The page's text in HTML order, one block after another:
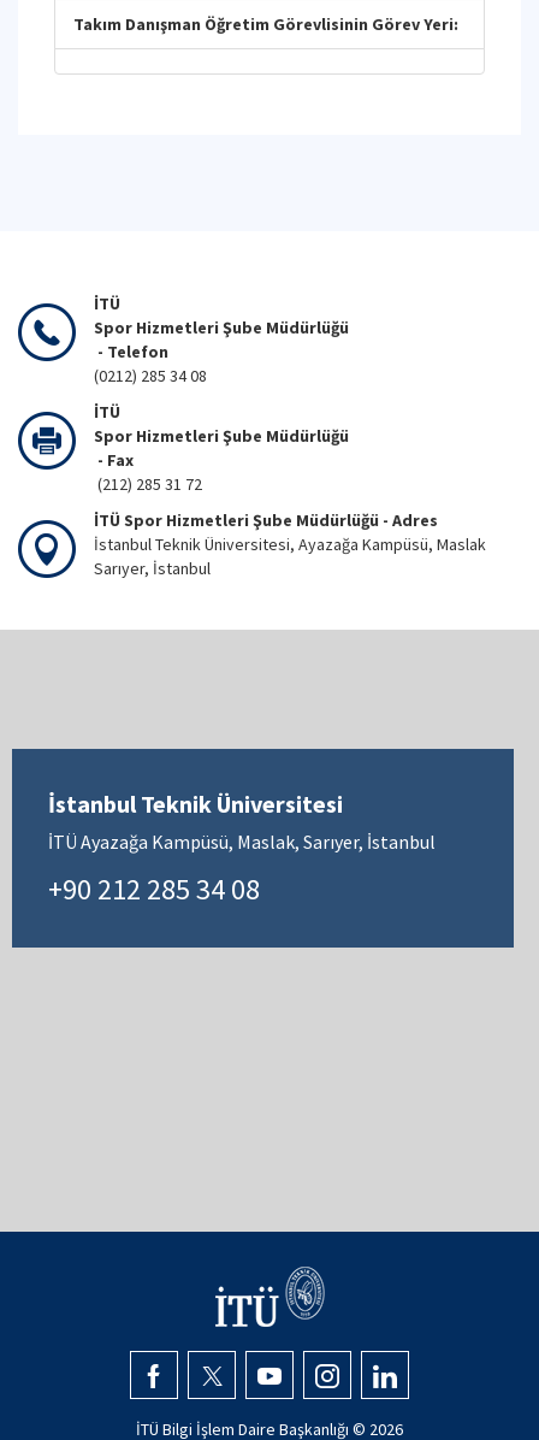
Takım Danışman Öğretim Görevlisinin Görev Yeri:
İTÜ
Spor Hizmetleri Şube Müdürlüğü
- Telefon
(0212) 285 34 08
İTÜ
Spor Hizmetleri Şube Müdürlüğü
- Fax
(212) 285 31 72
İTÜ Spor Hizmetleri Şube Müdürlüğü - Adres
İstanbul Teknik Üniversitesi, Ayazağa Kampüsü, Maslak
Sarıyer, İstanbul
İstanbul Teknik Üniversitesi
İTÜ Ayazağa Kampüsü, Maslak, Sarıyer, İstanbul
+90 212 285 34 08
İTÜ Bilgi İşlem Daire Başkanlığı © 2026